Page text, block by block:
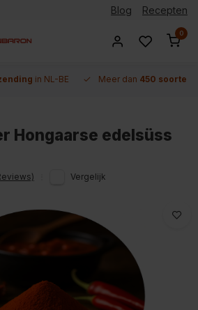
Blog Recepten
0
in NL-BE Meer dan 450 soorten
Hongaarse edelsüss
Vergelijk